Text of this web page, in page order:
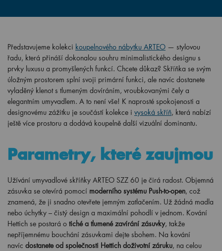
Představujeme kolekci koupelnového nábytku ARTEO — stylovou
řadu, která přináší dokonalou souhru minimalistického designu s
prvky luxusu a promyšlených funkcí. Chcete důkaz? Skříňka se svým
úložným prostorem splní svoji primární funkci, ale navíc dostanete
vyladěný klenot s tlumeným dovíráním, vroubkovanými čely a
elegantním umyvadlem. A to není vše! K naprosté spokojenosti a
designovému zážitku je součástí kolekce i vysoká skříň, která nabízí
ještě více prostoru a dodává koupelně další vizuální dominantu.
Parametry, které zaujmou
Užívání umyvadlové skříňky ARTEO SZZ 60 je čirá radost. Objemná
zásuvka se otevírá pomocí moderního systému Push-to-open, což
znamená, že ji snadno otevřete jemným zatlačením. Už žádná madla
nebo úchytky – čistý design a maximální pohodlí v jednom. Kování
Hettich se postará o tiché a tlumené zavírání zásuvky, takže
nepříjemnému bouchání zásuvkami dejte sbohem. Na kování
navíc dostanete od společnosti Hettich doživotní záruku, na celou